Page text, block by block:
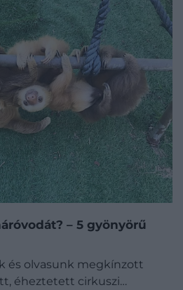
– 5 gyönyörű
és olvasunk megkínzott
éheztetett cirkuszi…